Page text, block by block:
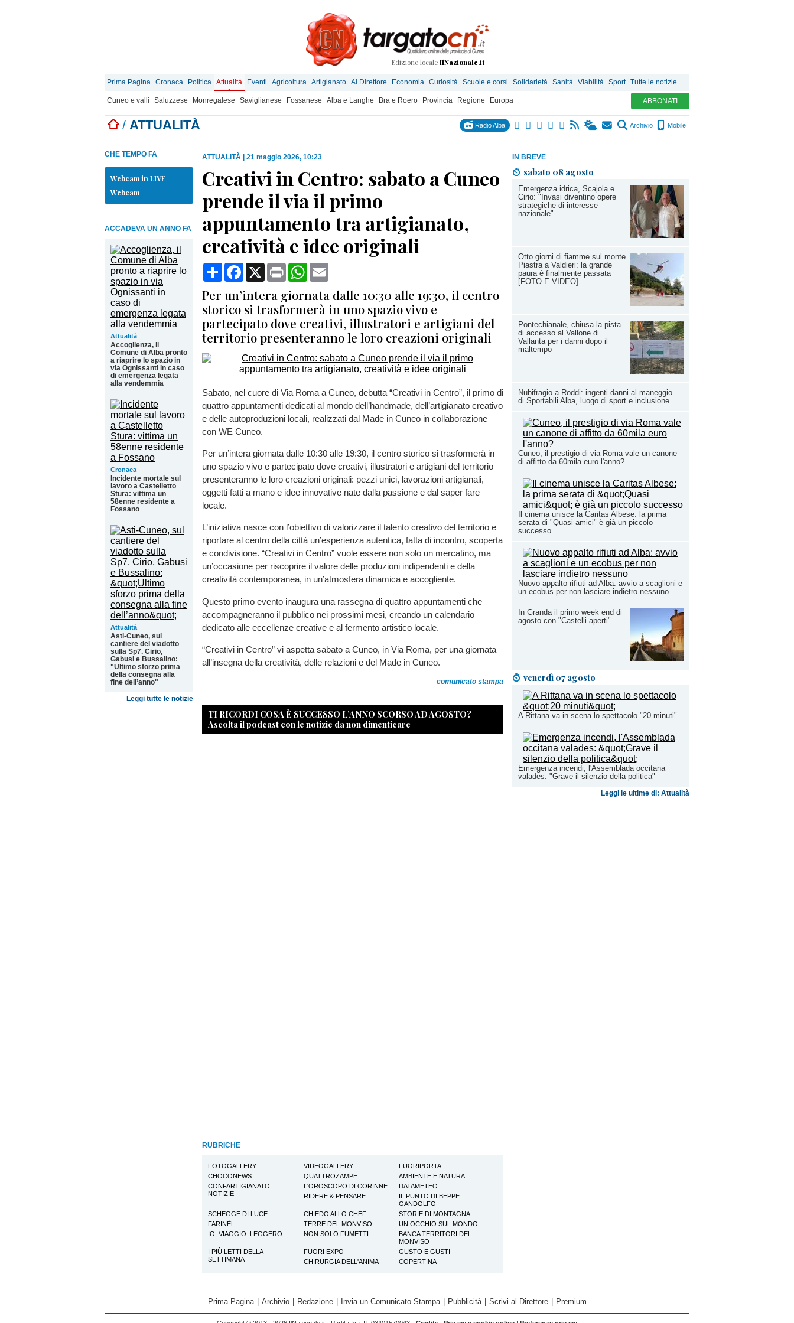
Edizione locale IlNazionale.it
Prima Pagina Cronaca Politica Attualità Eventi Agricoltura Artigianato Al Direttore Economia Curiosità Scuole e corsi Solidarietà Sanità Viabilità Sport Tutte le notizie
Cuneo e valli Saluzzese Monregalese Saviglianese Fossanese Alba e Langhe Bra e Roero Provincia Regione Europa ABBONATI
/ ATTUALITÀ Radio Alba Archivio Mobile
IN BREVE
sabato 08 agosto
Emergenza idrica, Scajola e
Cirio: "Invasi diventino opere
strategiche di interesse
nazionale"
Otto giorni di fiamme sul monte
Piastra a Valdieri: la grande
paura è finalmente passata
[FOTO E VIDEO]
Pontechianale, chiusa la pista
di accesso al Vallone di
Vallanta per i danni dopo il
maltempo
Nubifragio a Roddi: ingenti danni al maneggio
di Sportabili Alba, luogo di sport e inclusione
Cuneo, il prestigio di via Roma vale un canone
di affitto da 60mila euro l'anno?
Il cinema unisce la Caritas Albese: la prima
serata di "Quasi amici" è già un piccolo
successo
Nuovo appalto rifiuti ad Alba: avvio a scaglioni e
un ecobus per non lasciare indietro nessuno
In Granda il primo week end di
agosto con "Castelli aperti"
venerdì 07 agosto
A Rittana va in scena lo spettacolo "20 minuti"
Emergenza incendi, l'Assemblada occitana
valades: "Grave il silenzio della politica"
Leggi le ultime di: Attualità
CHE TEMPO FA
Webcam in LIVE
Webcam
ACCADEVA UN ANNO FA
Attualità
Accoglienza, il
Comune di Alba pronto
a riaprire lo spazio in
via Ognissanti in caso
di emergenza legata
alla vendemmia
Cronaca
Incidente mortale sul
lavoro a Castelletto
Stura: vittima un
58enne residente a
Fossano
Attualità
Asti-Cuneo, sul
cantiere del viadotto
sulla Sp7. Cirio,
Gabusi e Bussalino:
"Ultimo sforzo prima
della consegna alla
fine dell’anno"
Leggi tutte le notizie
ATTUALITÀ 21 maggio 2026, 10:23
Creativi in Centro: sabato a Cuneo
prende il via il primo
appuntamento tra artigianato,
creatività e idee originali
CondividiFacebook
X Print WhatsApp
Per un’intera giornata dalle 10:30 alle 19:30, il centro
storico si trasformerà in uno spazio vivo e
partecipato dove creativi, illustratori e artigiani del
territorio presenteranno le loro creazioni originali
Sabato, nel cuore di Via Roma a Cuneo, debutta “Creativi in Centro”, il primo di
quattro appuntamenti dedicati al mondo dell’handmade, dell’artigianato creativo
e delle autoproduzioni locali, realizzati dal Made in Cuneo in collaborazione
con WE Cuneo.
Per un’intera giornata dalle 10:30 alle 19:30, il centro storico si trasformerà in
uno spazio vivo e partecipato dove creativi, illustratori e artigiani del territorio
presenteranno le loro creazioni originali: pezzi unici, lavorazioni artigianali,
oggetti fatti a mano e idee innovative nate dalla passione e dal saper fare
locale.
L’iniziativa nasce con l’obiettivo di valorizzare il talento creativo del territorio e
riportare al centro della città un’esperienza autentica, fatta di incontro, scoperta
e condivisione. “Creativi in Centro” vuole essere non solo un mercatino, ma
un’occasione per riscoprire il valore delle produzioni indipendenti e della
creatività contemporanea, in un’atmosfera dinamica e accogliente.
Questo primo evento inaugura una rassegna di quattro appuntamenti che
accompagneranno il pubblico nei prossimi mesi, creando un calendario
dedicato alle eccellenze creative e al fermento artistico locale.
“Creativi in Centro” vi aspetta sabato a Cuneo, in Via Roma, per una giornata
all’insegna della creatività, delle relazioni e del Made in Cuneo.
comunicato stampa
TI RICORDI COSA È SUCCESSO L’ANNO SCORSO AD AGOSTO?
Ascolta il podcast con le notizie da non dimenticare
RUBRICHE
FOTOGALLERY VIDEOGALLERY
FUORIPORTA
CHOCONEWS
QUATTROZAMPE
AMBIENTE E NATURA
CONFARTIGIANATO
NOTIZIE
L'OROSCOPO DI CORINNE
DATAMETEO
RIDERE & PENSARE
IL PUNTO DI BEPPE
GANDOLFO
SCHEGGE DI LUCE
CHIEDO ALLO CHEF
STORIE DI MONTAGNA
FARINÉL
TERRE DEL MONVISO
UN OCCHIO SUL MONDO
IO_VIAGGIO_LEGGERO
NON SOLO FUMETTI
BANCA TERRITORI DEL
MONVISO
I PIÙ LETTI DELLA
SETTIMANA
FUORI EXPO
GUSTO E GUSTI
CHIRURGIA DELL'ANIMA
COPERTINA
Prima Pagina Archivio Redazione Invia un Comunicato Stampa Pubblicità Scrivi al Direttore Premium